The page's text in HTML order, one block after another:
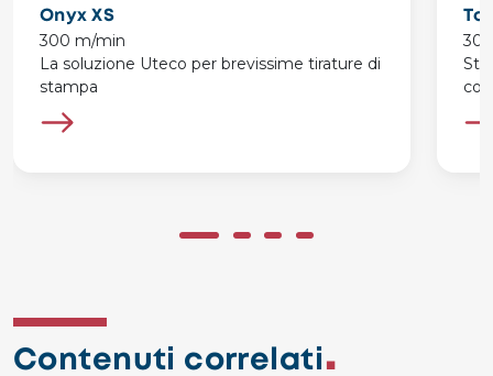
Onyx XS
300 m/min
La soluzione Uteco per brevissime tirature di
stampa
Contenuti correlati